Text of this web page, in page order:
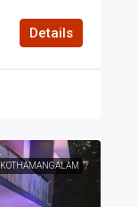
Details
KOTHAMANGALAM